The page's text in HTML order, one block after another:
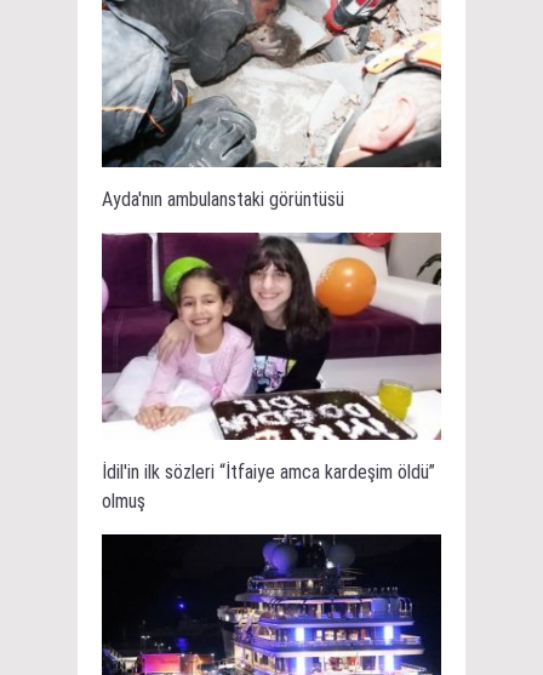
Ayda'nın ambulanstaki görüntüsü
İdil'in ilk sözleri “İtfaiye amca kardeşim öldü”
olmuş